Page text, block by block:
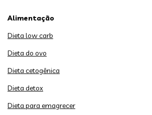
Alimentação
Dieta low carb
Dieta do ovo
Dieta cetogênica
Dieta detox
Dieta para emagrecer